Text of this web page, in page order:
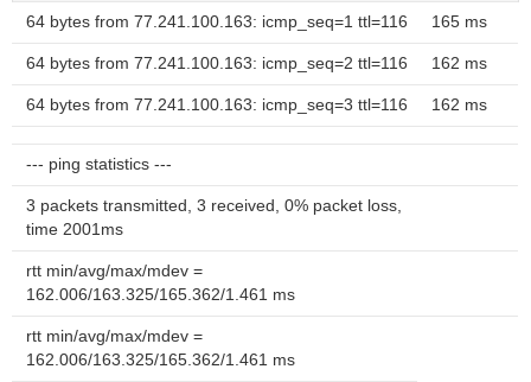
64 bytes from 77.241.100.163: icmp_seq=1 ttl=116 165 ms
64 bytes from 77.241.100.163: icmp_seq=2 ttl=116 162 ms
64 bytes from 77.241.100.163: icmp_seq=3 ttl=116 162 ms
--- ping statistics ---
3 packets transmitted, 3 received, 0% packet loss,
time 2001ms
rtt min/avg/max/mdev =
162.006/163.325/165.362/1.461 ms
rtt min/avg/max/mdev =
162.006/163.325/165.362/1.461 ms